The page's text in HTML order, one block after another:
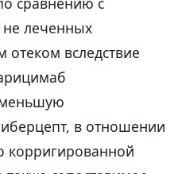
леченных
вследствие
в отношении
корригированной